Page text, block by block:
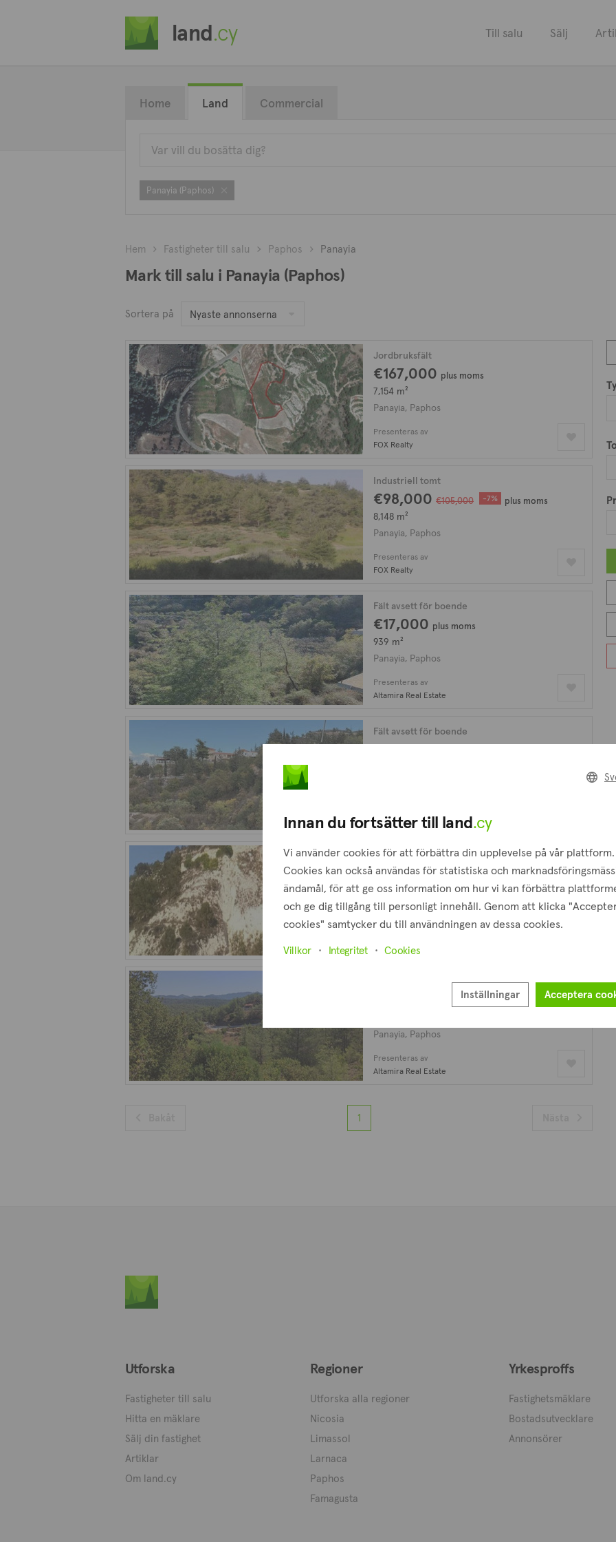
land.cy Till salu Sälj
Home Land Commercial
Panayia (Paphos)
Hem Fastigheter till salu Paphos Panayia
Mark till salu i Panayia (Paphos)
Sortera på Nyaste annonserna
Jordbruksfält
€167,000 plus moms
7,154 m²
Panayia, Paphos
Presenteras av
FOX Realty
Industriell tomt
€98,000 €105,000 -7% plus moms
8,148 m²
Panayia, Paphos
Presenteras av
FOX Realty
Fält avsett för boende
€17,000 plus moms
939 m²
Panayia, Paphos
Presenteras av
Altamira Real Estate
Fält avsett för boende
€15,000
Altamira Real Estate
Jordbruksfält
€7,000
9,357 m²
Panayia, Paphos
Altamira Real Estate
plus moms
Panayia, Paphos
Presenteras av
Altamira Real Estate
1
Utforska
Fastigheter till salu
Hitta en mäklare
Sälj din fastighet
Artiklar
Om land.cy
Regioner
Utforska alla regioner
Nicosia
Limassol
Larnaca
Paphos
Famagusta
Yrkesproffs
Fastighetsmäklare
Bostadsutvecklare
Annonsörer
Innan du fortsätter till land.cy
Vi använder cookies för att förbättra din upplevelse på vår plattform.
Cookies kan också användas för statistiska och
ändamål, för att ge oss information om hur vi kan förbättra
och ge dig tillgång till personligt innehåll. Genom att klicka
cookies" samtycker du till användningen av dessa cookies.
Villkor Integritet Cookies
Inställningar Acceptera